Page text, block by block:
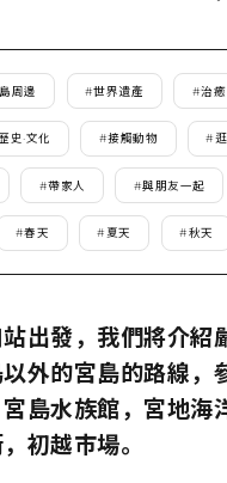
志願者指南
廣島視頻
常見問題
照片下載
周邊 #世界遺產 #治癒
史·文化 #接觸動物 #
#帶家人 #與朋友一起
#春天 # 夏天 #秋天
出發，我們將介紹
外的宮島的路線，
島水族館，宮地海
初越市場。